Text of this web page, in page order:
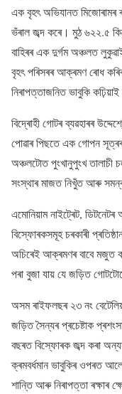
এক বৃহৎ অভিযানত মিজোৰামৰ
ভঁৰাল জব্দ কৰে। মুঠ ৬২২.৫
বাহিৰৰ এক দুৰ্গম অঞ্চলত
বৃহৎ পৰিসৰৰ আক্ৰমণ ৰোধ
নিৰাপত্তাজনিত ভাবুকি
বিদ্ৰোহী গোটৰ ব্যৱহাৰৰ
পোৱাৰ পিছতে এক গোপন
অঞ্চলটোত পুংখানুপুংখ তালাচী
সংস্থাৰ মাজত নিখুঁত আৰু
এমোনিয়াম নাইট্ৰেট,
বিস্ফোৰকসমূহ চৰকাৰী
অচিৰেই আক্ৰমণৰ বাবে মজুত
পৰা বুজা যায় যে জড়িত
অসম ৰাইফলছৰ ২৩ নং
জড়িত সৈন্যৰ প্ৰচেষ্টাক
বছৰত বিস্ফোৰক জব্দ কৰা
ক্ৰমবৰ্ধমান ভাবুকিৰ ওপৰত
শান্তি আৰু নিৰাপত্তা ৰক্ষাৰ